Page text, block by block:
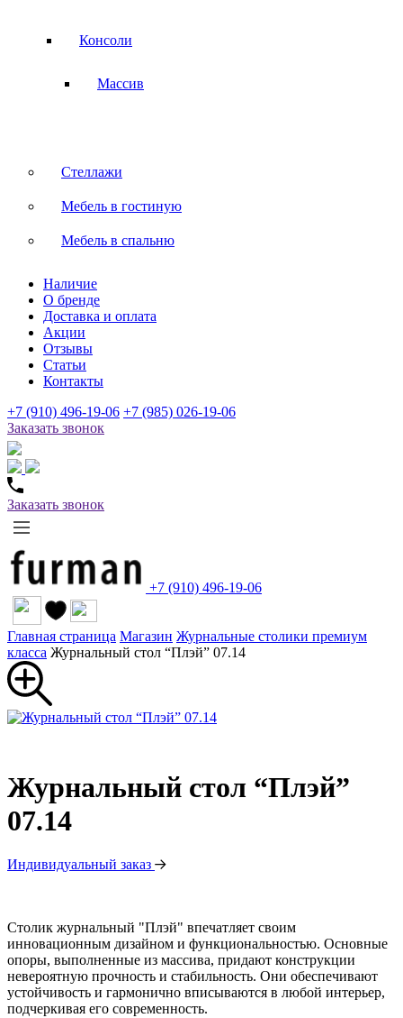
Консоли
Массив
Стеллажи
Мебель в гостиную
Мебель в спальню
Наличие
О бренде
Доставка и оплата
Акции
Отзывы
Статьи
Контакты
+7 (910) 496-19-06 +7 (985) 026-19-06
Заказать звонок
Заказать звонок
+7 (910) 496-19-06
Главная страница Магазин Журнальные столики премиум
класса Журнальный стол “Плэй” 07.14
Журнальный стол “Плэй”
07.14
Индивидуальный заказ
Столик журнальный "Плэй" впечатляет своим
инновационным дизайном и функциональностью. Основные
опоры, выполненные из массива, придают конструкции
невероятную прочность и стабильность. Они обеспечивают
устойчивость и гармонично вписываются в любой интерьер,
подчеркивая его современность.